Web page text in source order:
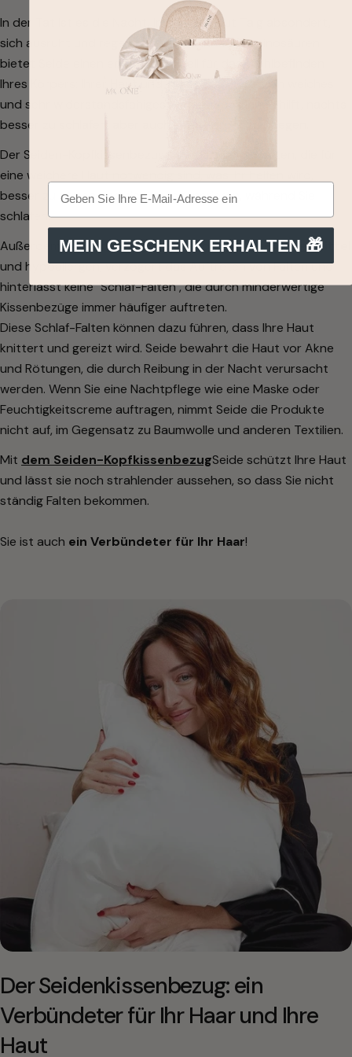
In der Tat ist es die Nacht, in der die Haut Talg absondert,
sich ausruht und regeneriert. Dank ihrer 18 Aminosäuren
bietet Seide einen enormen Vorteil für das Wohlbefinden
Ihres Körpers: Ihrer Haut und Ihrer Haare. Es ist ein weiches
und sehr widerstandsfähiges Material, das Ihnen hilft, nachts
besser zu schlafen, aber auch Ihren Körper zu pflegen.
Der Seiden-Kopfkissenbezug hat alle Eigenschaften, die für
eine weichere Haut notwendig sind, was ihr helfen wird,
besser zu atmen und sich zu regenerieren, während Sie
schlafen.
Außerdem istSeide einunbestreitbares Anti-Aging-Mittel
und hypoallergen, verzögert das Auftreten von Falten und
hinterlässt keine "Schlaf-Falten", die durch minderwertige
Kissenbezüge immer häufiger auftreten.
Diese Schlaf-Falten können dazu führen, dass Ihre Haut
knittert und gereizt wird. Seide bewahrt die Haut vor Akne
und Rötungen, die durch Reibung in der Nacht verursacht
werden. Wenn Sie eine Nachtpflege wie eine Maske oder
Feuchtigkeitscreme auftragen, nimmt Seide die Produkte
nicht auf, im Gegensatz zu Baumwolle und anderen Textilien.
Mit dem Seiden-KopfkissenbezugSeide schützt Ihre Haut
und lässt sie noch strahlender aussehen, so dass Sie nicht
ständig Falten bekommen.
Sie ist auch ein Verbündeter für Ihr Haar!
Der Seidenkissenbezug: ein
Verbündeter für Ihr Haar und Ihre
Haut
MEIN GESCHENK ERHALTEN 🎁